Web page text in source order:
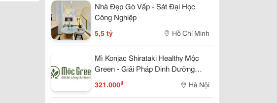
Nhà Đẹp Gò Vấp - Sát Đại Học
Công Nghiệp
5,5 tỷ Hồ Chí Minh
Mì Konjac Shirataki Healthy Mộc
Green - Giải Pháp Dinh Dưỡng
Lành Mạnh Cho Cuộc Sống Hiện
Đại
321.000₫ Hà Nội